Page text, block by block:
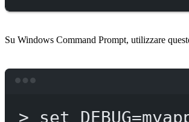
Su Windows Command Prompt, utilizzare
> set DEBUG=